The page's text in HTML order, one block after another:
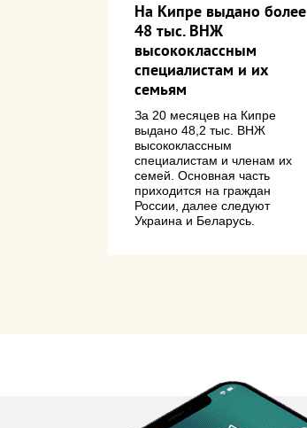
На Кипре выдано более
48 тыс. ВНЖ
высококлассным
специалистам и их
семьям
За 20 месяцев на Кипре
выдано 48,2 тыс. ВНЖ
высококлассным
специалистам и членам их
семей. Основная часть
приходится на граждан
России, далее следуют
Украина и Беларусь.